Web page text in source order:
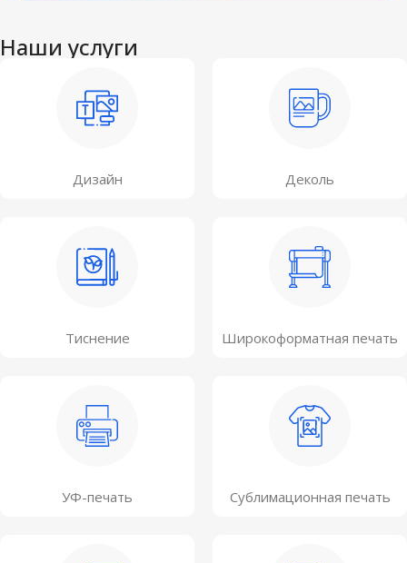
Наши услуги
Дизайн Деколь
Тиснение Широкоформатная печать
УФ-печать Сублимационная печать